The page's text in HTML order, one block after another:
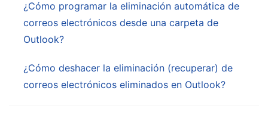
¿Cómo programar la eliminación automática de
correos electrónicos desde una carpeta de
Outlook?
¿Cómo deshacer la eliminación (recuperar) de
correos electrónicos eliminados en Outlook?